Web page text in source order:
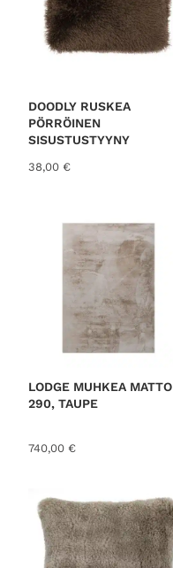
DOODLY RUSKEA
PÖRRÖINEN
SISUSTUSTYYNY
38,00 €
LODGE MUHKEA MATTO
290, TAUPE
740,00 €